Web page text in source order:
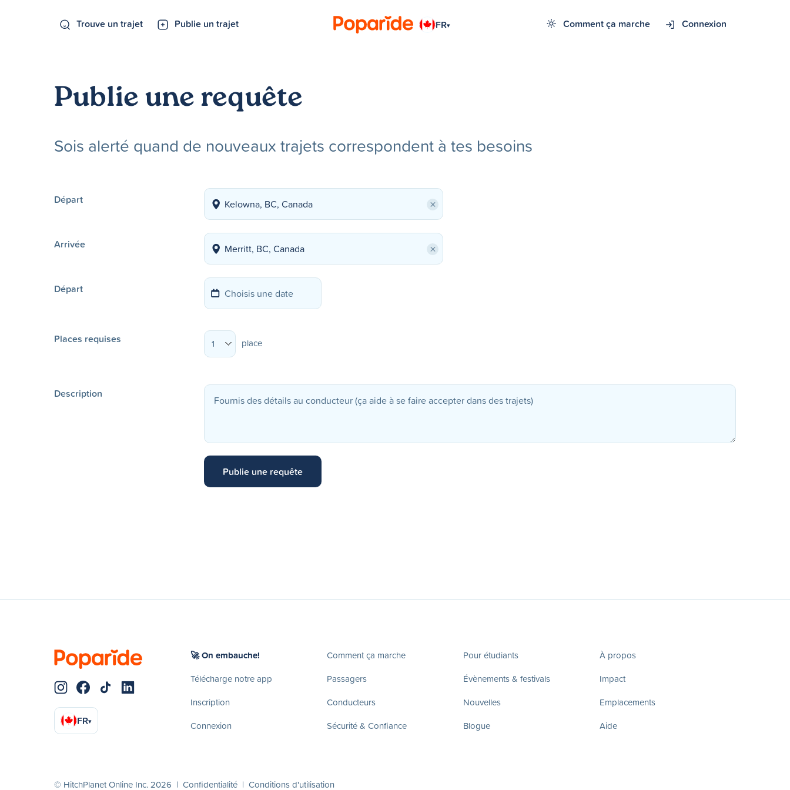
Trouve un trajet Publie un trajet FR▾ Comment ça marche Connexion
Publie une requête
Sois alerté quand de nouveaux trajets correspondent à tes besoins
Départ ×
Arrivée ×
Départ
Places requises 1 place
Description
FR▾
🚀 On embauche!
Télécharge notre app
Inscription
Connexion
Comment ça marche
Passagers
Conducteurs
Sécurité & Confiance
Pour étudiants
Évènements & festivals
Nouvelles
Blogue
À propos
Impact
Emplacements
Aide
© HitchPlanet Online Inc. 2026 | Confidentialité | Conditions d'utilisation